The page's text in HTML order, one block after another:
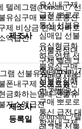
제조사
유심내구제
급전 뽀로로
통신 선불유
심매입 선불
유심현금화
하는업체 선
불유심구매
간편무서류
소액급전
등록일
텔레그램@brrsim_7 선
유심구매 뽀로로통신
제 비상금 연체자바로
액급전
제조사
선불유심내
구제 텔레그
램@brrsim_7
선불유심매
입 선불유심
구매 뽀로로
통신 급전 대
학생내구제
램 선불유심내구제 선
폰내구제 뽀로로통신
금화하는업체 선불유
자소액급전
@brrsim_7텔
레그램 선불